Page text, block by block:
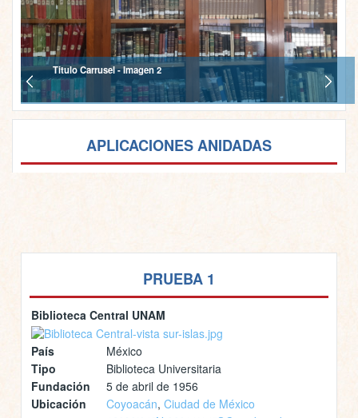
Titulo Carrusel - Imagen 2
APLICACIONES ANIDADAS
PRUEBA 1
Biblioteca Central UNAM
País
México
Tipo
Biblioteca Universitaria
Fundación
5 de abril de 1956
Ubicación
Coyoacán, Ciudad de México